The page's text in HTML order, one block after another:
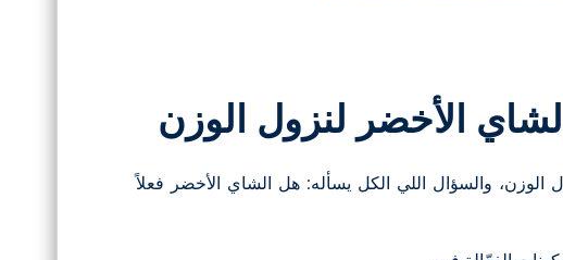
الأخضر لنزول الوزن
والسؤال اللي الكل يسأله: هل الشاي الأخضر فعلاً